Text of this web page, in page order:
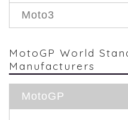
Moto3
MotoGP World
Manufacturers
MotoGP